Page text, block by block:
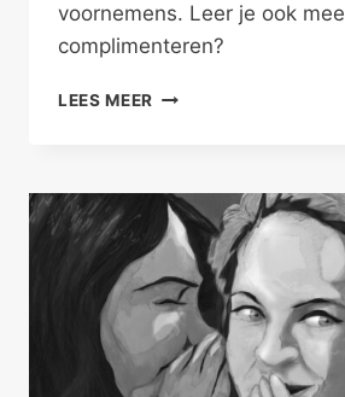
voornemens. Leer je ook mee
complimenteren?
LEES MEER GEEF
RELATIES